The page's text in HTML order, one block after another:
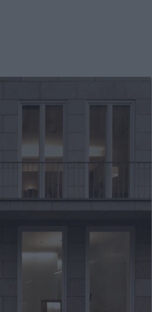
Leiria
Ponta Delgada